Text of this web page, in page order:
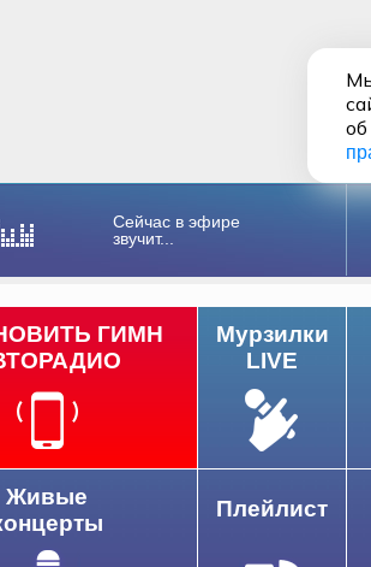
Сейчас в эфире
звучит...
ГИМН
Мурзилки
LIVE
Живые
Плейлист